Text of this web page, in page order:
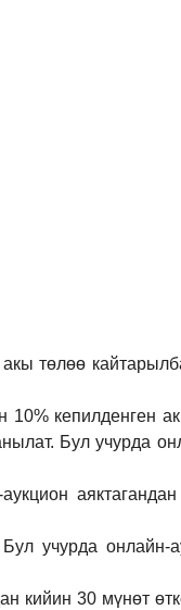
төлөө
10% кепилденген
Бул учурда
Бул учурда онлайн-
кийин 30 мүнөт